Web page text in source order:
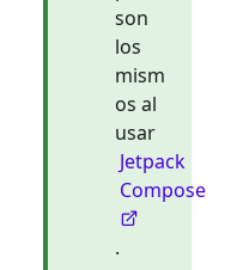
son
los
mism
os al
usar
Jetpack
Compose
.